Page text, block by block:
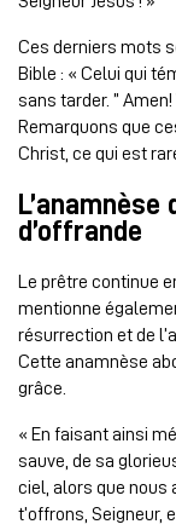
Ces derniers mots
Bible : « Celui qui
sans tarder. ”
Remarquons que
Christ, ce qui est
d’offrande
Le prêtre continue
mentionne
résurrection et de
Cette anamnèse
grâce.
« En faisant ainsi
sauve, de sa
ciel, alors que nous
t’offrons, Seigneur,